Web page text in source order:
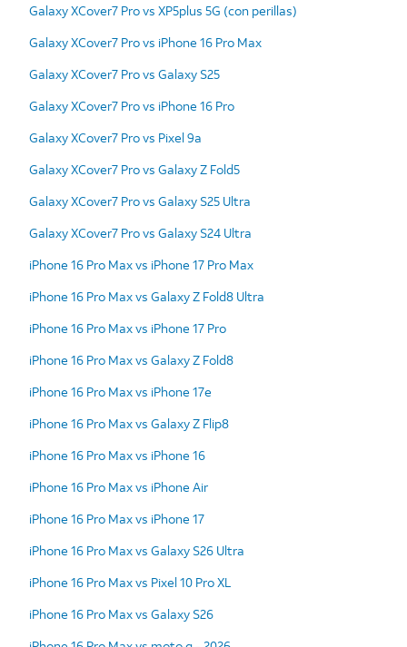
Galaxy XCover7 Pro vs XP5plus 5G (con perillas)
Galaxy XCover7 Pro vs iPhone 16 Pro Max
Galaxy XCover7 Pro vs Galaxy S25
Galaxy XCover7 Pro vs iPhone 16 Pro
Galaxy XCover7 Pro vs Pixel 9a
Galaxy XCover7 Pro vs Galaxy Z Fold5
Galaxy XCover7 Pro vs Galaxy S25 Ultra
Galaxy XCover7 Pro vs Galaxy S24 Ultra
iPhone 16 Pro Max vs iPhone 17 Pro Max
iPhone 16 Pro Max vs Galaxy Z Fold8 Ultra
iPhone 16 Pro Max vs iPhone 17 Pro
iPhone 16 Pro Max vs Galaxy Z Fold8
iPhone 16 Pro Max vs iPhone 17e
iPhone 16 Pro Max vs Galaxy Z Flip8
iPhone 16 Pro Max vs iPhone 16
iPhone 16 Pro Max vs iPhone Air
iPhone 16 Pro Max vs iPhone 17
iPhone 16 Pro Max vs Galaxy S26 Ultra
iPhone 16 Pro Max vs Pixel 10 Pro XL
iPhone 16 Pro Max vs Galaxy S26